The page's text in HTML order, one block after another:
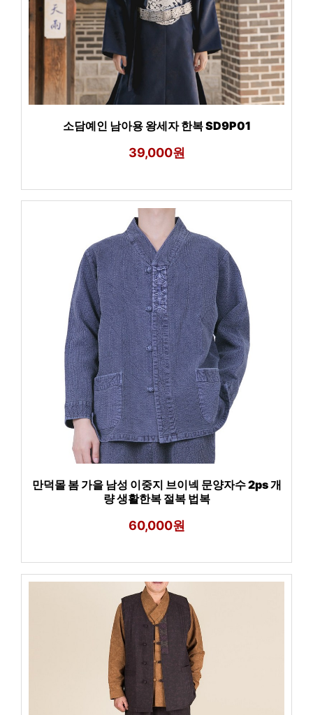
소담예인 남아용 왕세자 한복 SD9P01
39,000원
만덕몰 봄 가을 남성 이중지 브이넥 문양자수 2ps 개
량 생활한복 절복 법복
60,000원